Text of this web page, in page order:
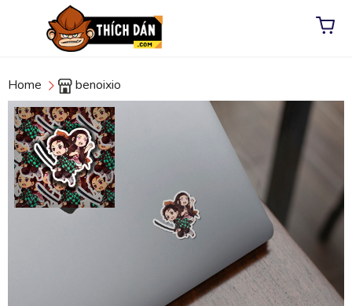
Home benoixio